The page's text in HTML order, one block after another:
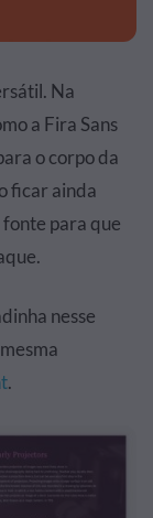
Na
a Fira Sans
o corpo da
ficar ainda
para que
nesse
.